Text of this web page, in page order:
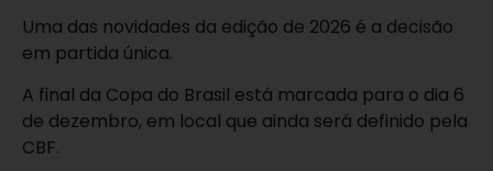
Uma das novidades da edição de 2026 é a decisão
em partida única.
A final da Copa do Brasil está marcada para o dia 6
de dezembro, em local que ainda será definido pela
CBF.